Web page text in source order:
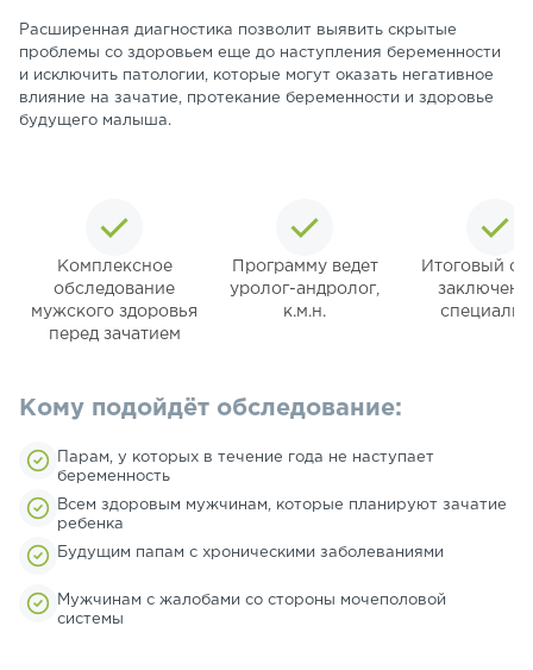
Расширенная диагностика позволит выявить скрытые
проблемы со здоровьем еще до наступления беременности
и исключить патологии, которые могут оказать негативное
влияние на зачатие, протекание беременности и здоровье
будущего малыша.
Комплексное
обследование
мужского здоровья
перед зачатием
Программу ведет
уролог-андролог,
к.м.н.
Итоговый
Кому подойдёт обследование:
Парам, у которых в течение года не наступает
беременность
Всем здоровым мужчинам, которые планируют зачатие
ребенка
Будущим папам с хроническими заболеваниями
Мужчинам с жалобами со стороны мочеполовой
системы